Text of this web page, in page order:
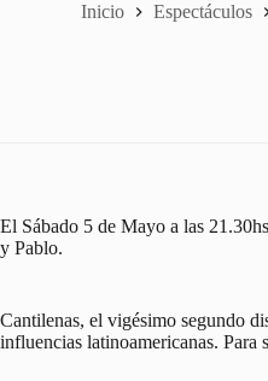
Inicio Espectáculos
El Sábado 5 de Mayo a las
y Pablo.
Cantilenas, el vigésimo segundo
influencias latinoamericanas. Para